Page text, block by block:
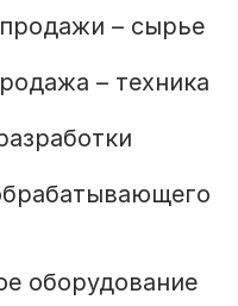
– сырье
– техника